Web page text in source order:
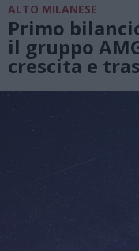
ALTO MILANESE
Primo
il gruppo
crescita e